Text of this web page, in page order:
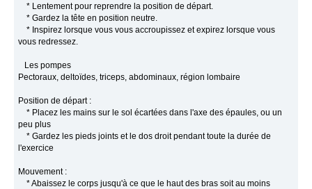
* Lentement pour reprendre la position de départ.
* Gardez la tête en position neutre.
* Inspirez lorsque vous vous accroupissez et expirez lorsque vous
vous redressez.
Les pompes
Pectoraux, deltoïdes, triceps, abdominaux, région lombaire
Position de départ :
* Placez les mains sur le sol écartées dans l'axe des épaules, ou un
peu plus
* Gardez les pieds joints et le dos droit pendant toute la durée de
l'exercice
Mouvement :
* Abaissez le corps jusqu'à ce que le haut des bras soit au moins